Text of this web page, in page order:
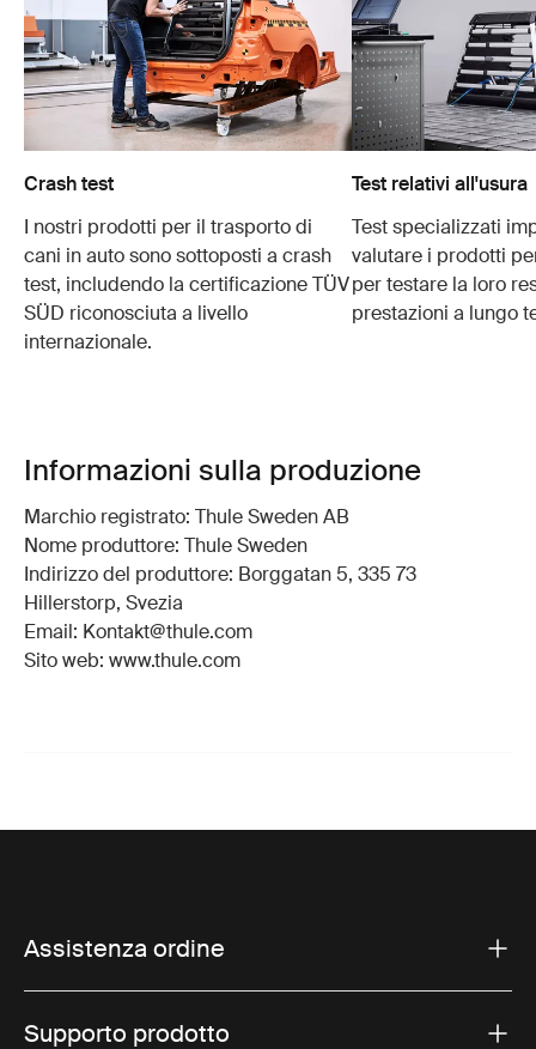
Crash test
I nostri prodotti per il trasporto di
cani in auto sono sottoposti a crash
test, includendo la certificazione TÜV
SÜD riconosciuta a livello
internazionale.
Test relativi all'usura
Test specializzati
valutare i prodotti
per testare la loro
prestazioni a lungo
Informazioni sulla produzione
Marchio registrato: Thule Sweden AB
Nome produttore: Thule Sweden
Indirizzo del produttore: Borggatan 5, 335 73
Hillerstorp, Svezia
Email: Kontakt@thule.com
Sito web: www.thule.com
Assistenza ordine
Supporto prodotto